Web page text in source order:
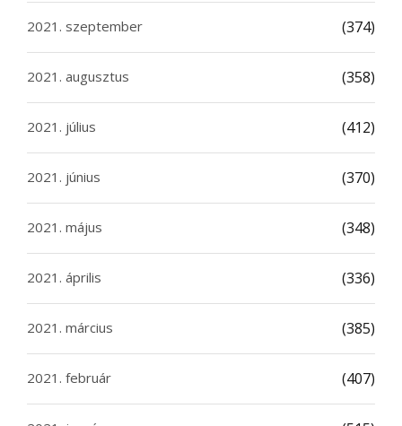
2021. szeptember (374)
2021. augusztus (358)
2021. július (412)
2021. június (370)
2021. május (348)
2021. április (336)
2021. március (385)
2021. február (407)